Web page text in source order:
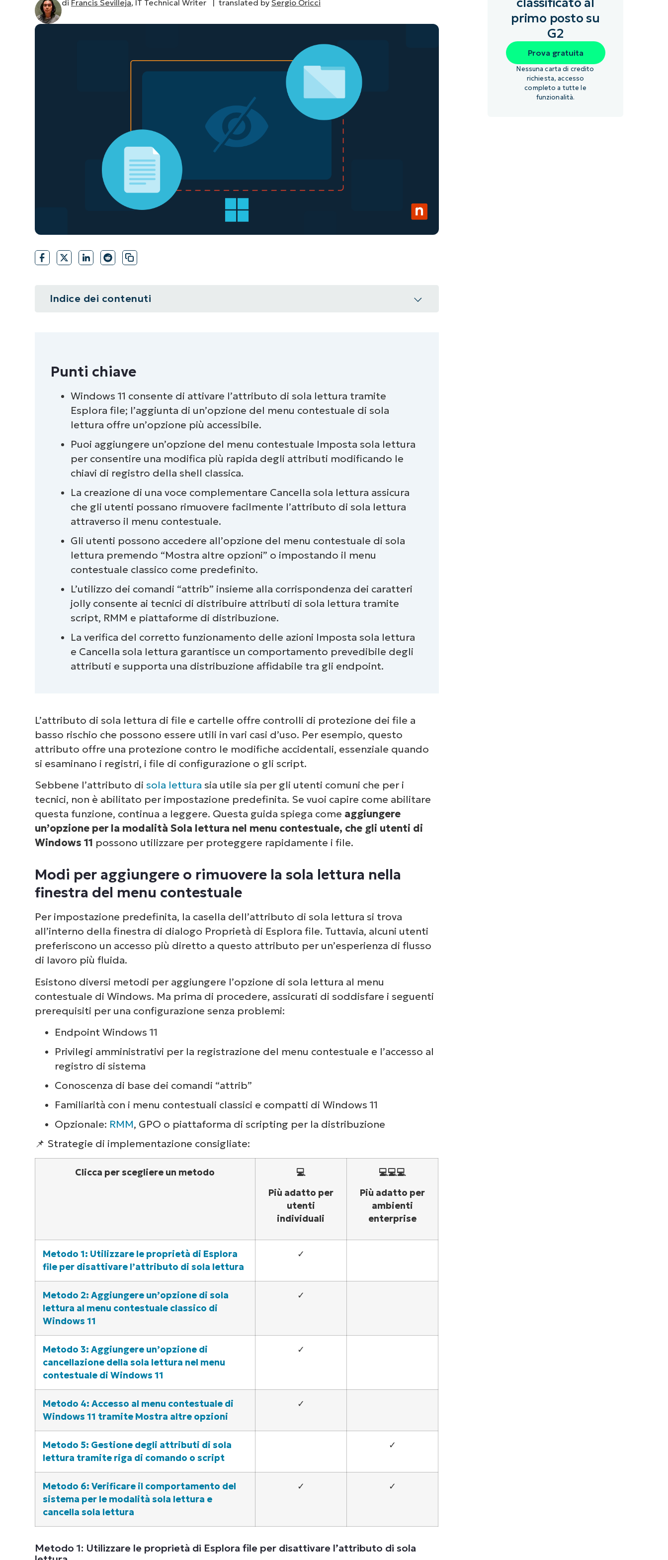
di Francis Sevilleja, IT Technical Writer | translated by Sergio Oricci
Indice dei contenuti
Modi per aggiungere o rimuovere la sola lettura nella finestra del menu
⚠️ Cose da tenere d’occhio
accesso più semplice
Punti chiave
Windows 11 consente di attivare l’attributo di sola lettura tramite
Esplora file; l’aggiunta di un’opzione del menu contestuale di sola
lettura offre un’opzione più accessibile.
Puoi aggiungere un’opzione del menu contestuale Imposta sola lettura
per consentire una modifica più rapida degli attributi modificando le
chiavi di registro della shell classica.
La creazione di una voce complementare Cancella sola lettura assicura
che gli utenti possano rimuovere facilmente l’attributo di sola lettura
attraverso il menu contestuale.
Gli utenti possono accedere all’opzione del menu contestuale di sola
lettura premendo “Mostra altre opzioni” o impostando il menu
contestuale classico come predefinito.
L’utilizzo dei comandi “attrib” insieme alla corrispondenza dei caratteri
jolly consente ai tecnici di distribuire attributi di sola lettura tramite
script, RMM e piattaforme di distribuzione.
La verifica del corretto funzionamento delle azioni Imposta sola lettura
e Cancella sola lettura garantisce un comportamento prevedibile degli
attributi e supporta una distribuzione affidabile tra gli endpoint.
L’attributo di sola lettura di file e cartelle offre controlli di protezione dei file a
basso rischio che possono essere utili in vari casi d’uso. Per esempio, questo
attributo offre una protezione contro le modifiche accidentali, essenziale quando
si esaminano i registri, i file di configurazione o gli script.
Sebbene l’attributo di sola lettura sia utile sia per gli utenti comuni che per i
tecnici, non è abilitato per impostazione predefinita. Se vuoi capire come abilitare
questa funzione, continua a leggere. Questa guida spiega come aggiungere
un’opzione per la modalità Sola lettura nel menu contestuale, che gli utenti di
Windows 11 possono utilizzare per proteggere rapidamente i file.
Modi per aggiungere o rimuovere la sola lettura nella
finestra del menu contestuale
Per impostazione predefinita, la casella dell’attributo di sola lettura si trova
all’interno della finestra di dialogo Proprietà di Esplora file. Tuttavia, alcuni utenti
preferiscono un accesso più diretto a questo attributo per un’esperienza di flusso
di lavoro più fluida.
Esistono diversi metodi per aggiungere l’opzione di sola lettura al menu
contestuale di Windows. Ma prima di procedere, assicurati di soddisfare i seguenti
prerequisiti per una configurazione senza problemi:
Endpoint Windows 11
Privilegi amministrativi per la registrazione del menu contestuale e l’accesso al
registro di sistema
Conoscenza di base dei comandi “attrib”
Familiarità con i menu contestuali classici e compatti di Windows 11
Opzionale: RMM, GPO o piattaforma di scripting per la distribuzione
📌 Strategie di implementazione consigliate:
Clicca per scegliere un metodo
💻
Più adatto per
utenti
individuali
💻💻💻
Più adatto per
ambienti
enterprise
Metodo 1: Utilizzare le proprietà di Esplora
file per disattivare l’attributo di sola lettura
✓
Metodo 2: Aggiungere un’opzione di sola
lettura al menu contestuale classico di
Windows 11
✓
Metodo 3: Aggiungere un’opzione di
cancellazione della sola lettura nel menu
contestuale di Windows 11
✓
Metodo 4: Accesso al menu contestuale di
Windows 11 tramite Mostra altre opzioni
✓
Metodo 5: Gestione degli attributi di sola
lettura tramite riga di comando o script
✓
Metodo 6: Verificare il comportamento del
sistema per le modalità sola lettura e
cancella sola lettura
✓ ✓
Metodo 1: Utilizzare le proprietà di Esplora file per disattivare l’attributo di sola
primo posto su
G2
Prova gratuita
Nessuna carta di credito
richiesta, accesso
completo a tutte le
funzionalità.
Guarda NinjaOne in
azione
degli endpoint, il patching, l’MDM, il ticketing e altro
ancora.